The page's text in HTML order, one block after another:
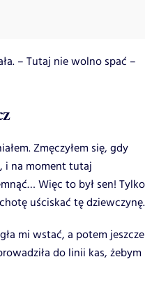
– Tutaj nie wolno spać –
Zmęczyłem się, gdy
i na moment tutaj
Więc to był sen! Tylko
uściskać tę dziewczynę.
mi wstać, a potem jeszcze
do linii kas, żebym